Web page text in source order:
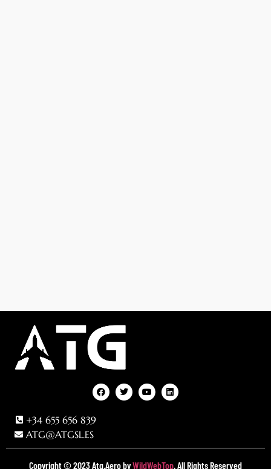
+34 655 656 839
ATG@ATGSL.ES
Copyright © 2023 Atg.Aero byWildWebTop. All Rights Reserved